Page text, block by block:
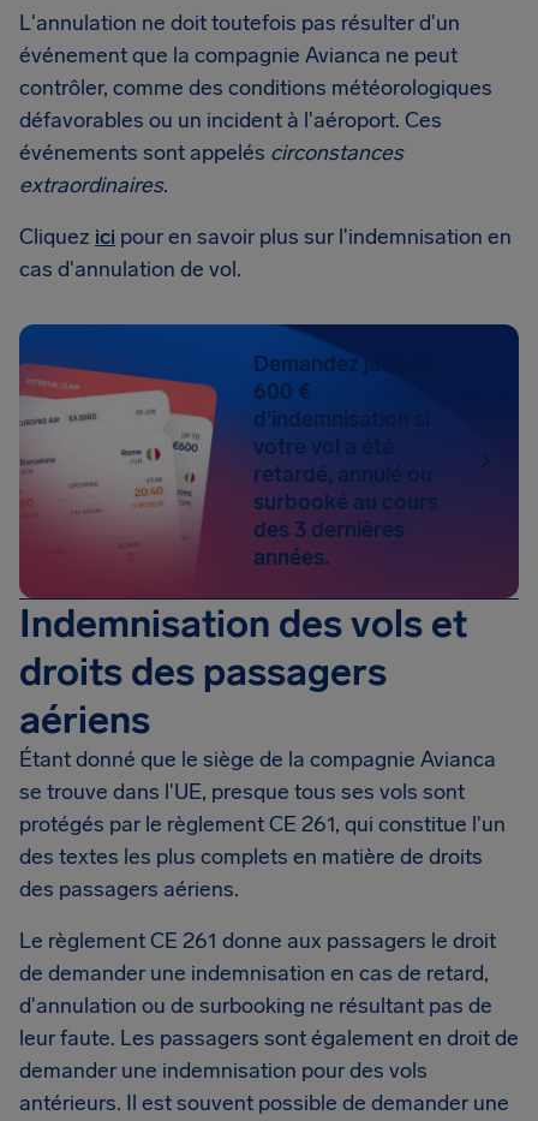
L'annulation ne doit toutefois pas résulter d'un
événement que la compagnie Avianca ne peut
contrôler, comme des conditions météorologiques
défavorables ou un incident à l'aéroport. Ces
événements sont appelés circonstances
extraordinaires.
Cliquez ici pour en savoir plus sur l'indemnisation en
cas d'annulation de vol.
Demandez jusqu'à
600 €
d'indemnisation si
votre vol a été
retardé, annulé ou
surbooké au cours
des 3 dernières
années.
Indemnisation des vols et
droits des passagers
aériens
Étant donné que le siège de la compagnie Avianca
se trouve dans l'UE, presque tous ses vols sont
protégés par le règlement CE 261, qui constitue l'un
des textes les plus complets en matière de droits
des passagers aériens.
Le règlement CE 261 donne aux passagers le droit
de demander une indemnisation en cas de retard,
d'annulation ou de surbooking ne résultant pas de
leur faute. Les passagers sont également en droit de
demander une indemnisation pour des vols
antérieurs. Il est souvent possible de demander une